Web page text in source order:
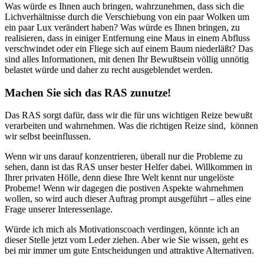
Was würde es Ihnen auch bringen, wahrzunehmen, dass sich die
Lichverhältnisse durch die Verschiebung von ein paar Wolken um
ein paar Lux verändert haben? Was würde es Ihnen bringen, zu
realisieren, dass in einiger Entfernung eine Maus in einem Abfluss
verschwindet oder ein Fliege sich auf einem Baum niederläßt? Das
sind alles Informationen, mit denen Ihr Bewußtsein völlig unnötig
belastet würde und daher zu recht ausgeblendet werden.
Machen Sie sich das RAS zunutze!
Das RAS sorgt dafür, dass wir die für uns wichtigen Reize bewußt
verarbeiten und wahrnehmen. Was die richtigen Reize sind, können
wir selbst beeinflussen.
Wenn wir uns darauf konzentrieren, überall nur die Probleme zu
sehen, dann ist das RAS unser bester Helfer dabei. Willkommen in
Ihrer privaten Hölle, denn diese Ihre Welt kennt nur ungelöste
Probeme! Wenn wir dagegen die postiven Aspekte wahrnehmen
wollen, so wird auch dieser Auftrag prompt ausgeführt – alles eine
Frage unserer Interessenlage.
Würde ich mich als Motivationscoach verdingen, könnte ich an
dieser Stelle jetzt vom Leder ziehen. Aber wie Sie wissen, geht es
bei mir immer um gute Entscheidungen und attraktive Alternativen.